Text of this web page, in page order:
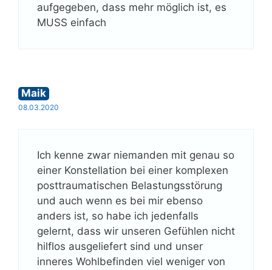
aufgegeben, dass mehr möglich ist, es
MUSS einfach
Maik
08.03.2020
Ich kenne zwar niemanden mit genau so
einer Konstellation bei einer komplexen
posttraumatischen Belastungsstörung
und auch wenn es bei mir ebenso
anders ist, so habe ich jedenfalls
gelernt, dass wir unseren Gefühlen nicht
hilflos ausgeliefert sind und unser
inneres Wohlbefinden viel weniger von